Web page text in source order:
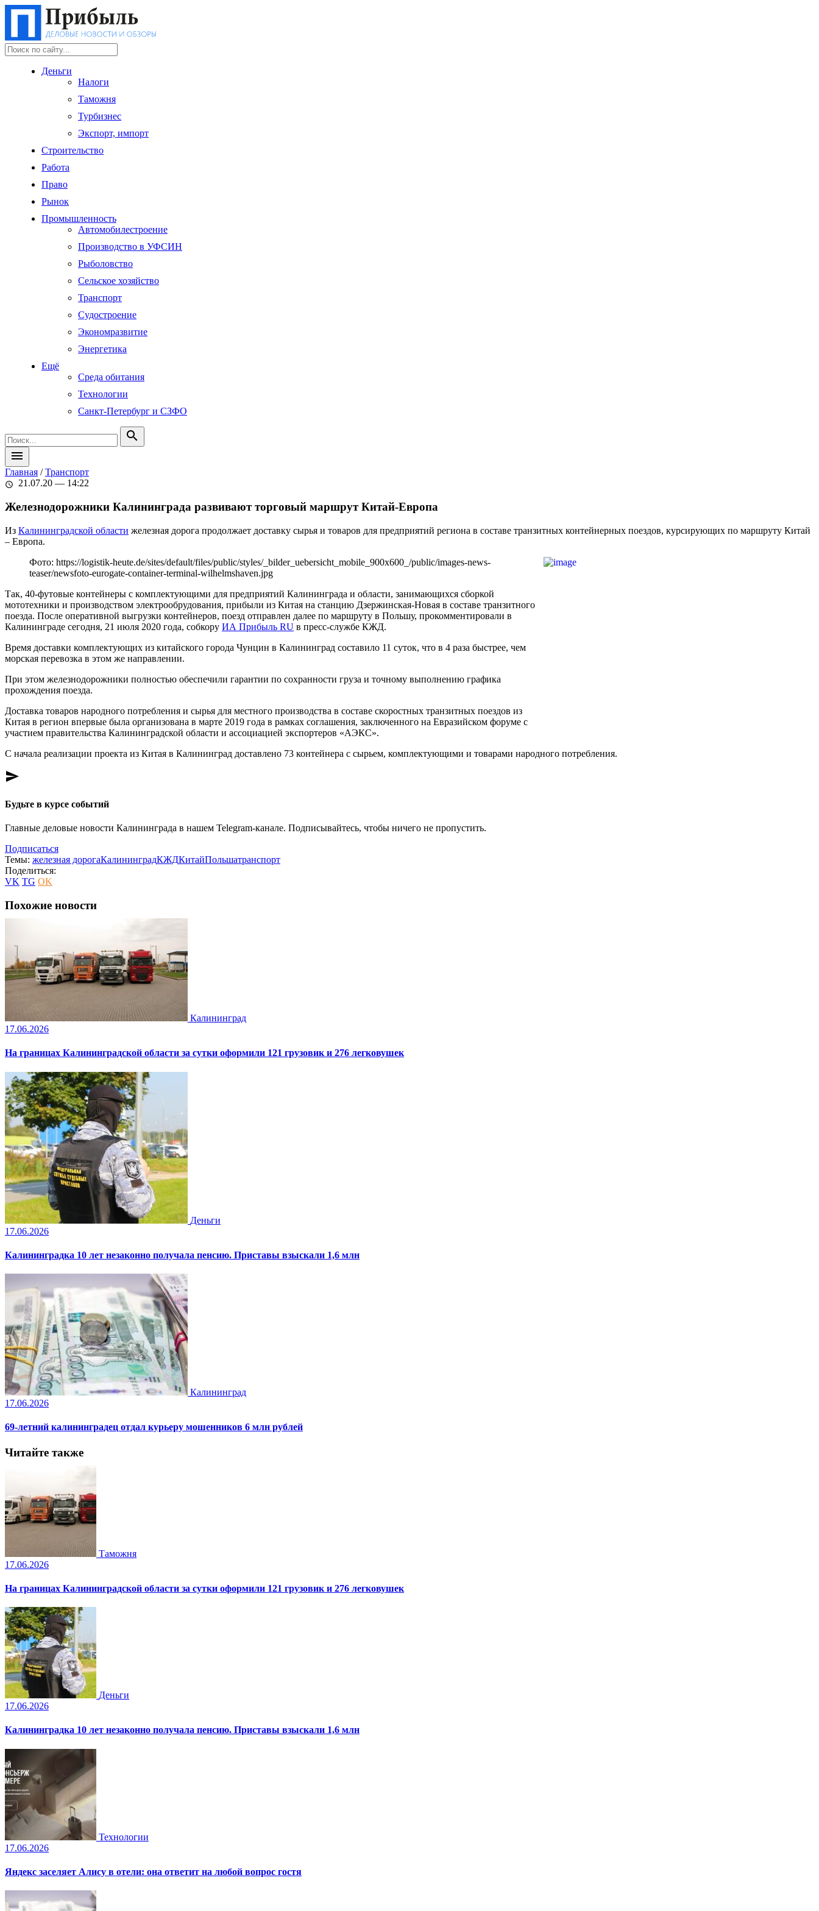
Деньги
Налоги
Таможня
Турбизнес
Экспорт, импорт
Строительство
Работа
Право
Рынок
Промышленность
Автомобилестроение
Производство в УФСИН
Рыболовство
Сельское хозяйство
Транспорт
Судостроение
Экономразвитие
Энергетика
Ещё
Среда обитания
Технологии
Санкт-Петербург и СЗФО
search
menu
Главная /Транспорт
schedule 21.07.20 — 14:22
Железнодорожники Калининграда развивают торговый маршрут Китай-Европа
Из Калининградской области железная дорога продолжает доставку сырья и товаров для предприятий региона в составе транзитных контейнерных поездов, курсирующих по маршруту Китай
– Европа.
Фото: https://logistik-heute.de/sites/default/files/public/styles/_bilder_uebersicht_mobile_900x600_/public/images-news-
teaser/newsfoto-eurogate-container-terminal-wilhelmshaven.jpg
Так, 40-футовые контейнеры с комплектующими для предприятий Калининграда и области, занимающихся сборкой
мототехники и производством электрообрудования, прибыли из Китая на станцию Дзержинская-Новая в составе транзитного
поезда. После оперативной выгрузки контейнеров, поезд отправлен далее по маршруту в Польшу, прокомментировали в
Калининграде сегодня, 21 июля 2020 года, собкору ИА Прибыль RU в пресс-службе КЖД.
Время доставки комплектующих из китайского города Чунцин в Калининград составило 11 суток, что в 4 раза быстрее, чем
морская перевозка в этом же направлении.
При этом железнодорожники полностью обеспечили гарантии по сохранности груза и точному выполнению графика
прохождения поезда.
Доставка товаров народного потребления и сырья для местного производства в составе скоростных транзитных поездов из
Китая в регион впервые была организована в марте 2019 года в рамках соглашения, заключенного на Евразийском форуме с
участием правительства Калининградской области и ассоциацией экспортеров «АЭКС».
С начала реализации проекта из Китая в Калининград доставлено 73 контейнера с сырьем, комплектующими и товарами народного потребления.
send
Будьте в курсе событий
Главные деловые новости Калининграда в нашем Telegram-канале. Подписывайтесь, чтобы ничего не пропустить.
Подписаться
Темы: железная дорогаКалининградКЖДКитайПольшатранспорт
Поделиться:
VK TG OK
Похожие новости
Калининград
17.06.2026
На границах Калининградской области за сутки оформили 121 грузовик и 276 легковушек
Деньги
17.06.2026
Калининградка 10 лет незаконно получала пенсию. Приставы взыскали 1,6 млн
Калининград
17.06.2026
69-летний калининградец отдал курьеру мошенников 6 млн рублей
Читайте также
Таможня
17.06.2026
На границах Калининградской области за сутки оформили 121 грузовик и 276 легковушек
Деньги
17.06.2026
Калининградка 10 лет незаконно получала пенсию. Приставы взыскали 1,6 млн
Технологии
17.06.2026
Яндекс заселяет Алису в отели: она ответит на любой вопрос гостя